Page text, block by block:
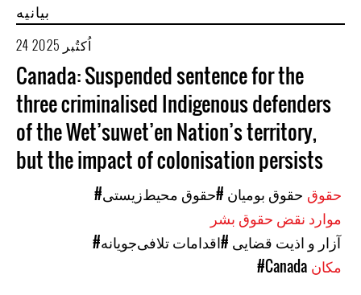
بیانیه
24 اُکتُبر 2025
Canada: Suspended sentence for the
three criminalised Indigenous defenders
of the Wet’suwet’en Nation’s territory,
but the impact of colonisation persists
#حقوق بومیان #حقوق محیط‌زیستی
#آزار و اذیت قضایی #اقدامات تلافی‌جویانه
#Canada